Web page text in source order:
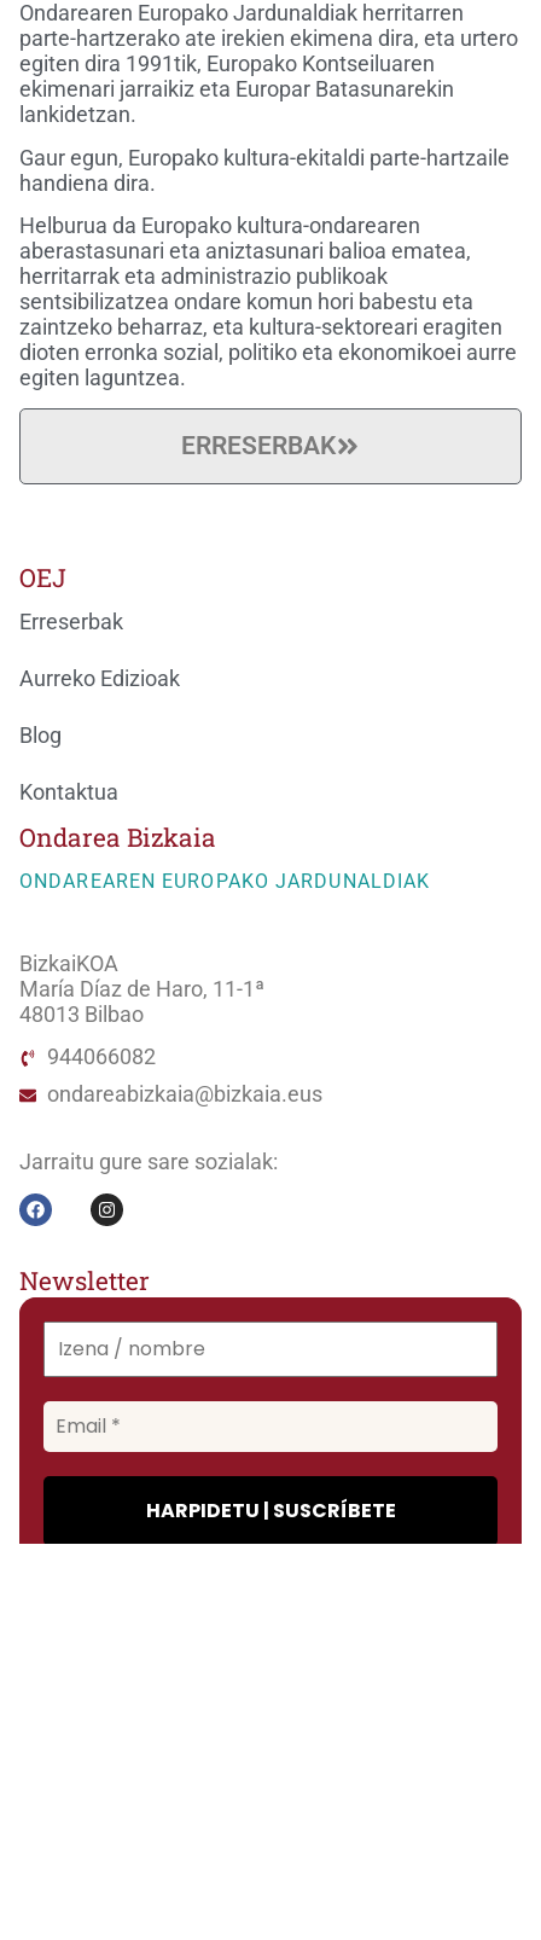
Ondarearen Europako Jardunaldiak herritarren
parte-hartzerako ate irekien ekimena dira, eta urtero
egiten dira 1991tik, Europako Kontseiluaren
ekimenari jarraikiz eta Europar Batasunarekin
lankidetzan.
Gaur egun, Europako kultura-ekitaldi parte-hartzaile
handiena dira.
Helburua da Europako kultura-ondarearen
aberastasunari eta aniztasunari balioa ematea,
herritarrak eta administrazio publikoak
sentsibilizatzea ondare komun hori babestu eta
zaintzeko beharraz, eta kultura-sektoreari eragiten
dioten erronka sozial, politiko eta ekonomikoei aurre
egiten laguntzea.
ERRESERBAK
Ondarea Bizkaia
ONDAREAREN EUROPAKO JARDUNALDIAK
BizkaiKOA
María Díaz de Haro, 11-1ª
48013 Bilbao
944066082
ondareabizkaia@bizkaia.eus
Jarraitu gure sare sozialak:
OEJ
Erreserbak
Aurreko Edizioak
Blog
Kontaktua
Newsletter